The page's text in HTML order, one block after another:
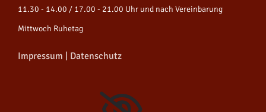
11.30 - 14.00 / 17.00 - 21.00 Uhr und nach Vereinbarung
Mittwoch Ruhetag
Impressum Datenschutz